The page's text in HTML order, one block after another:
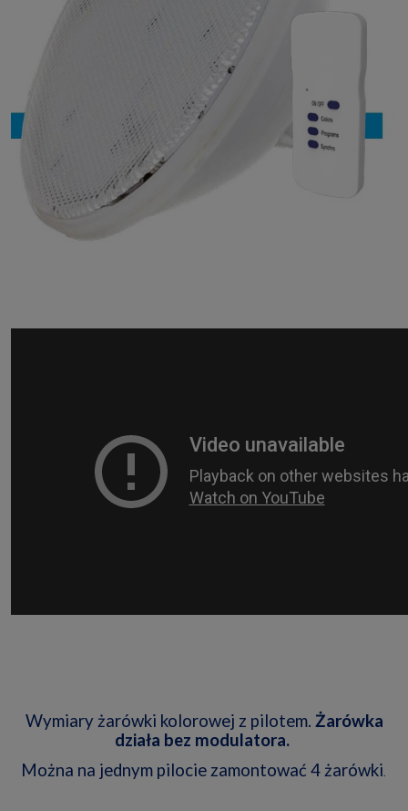
Wymiary żarówki kolorowej z pilotem. Żarówka
działa bez modulatora.
Można na jednym pilocie zamontować 4 żarówki